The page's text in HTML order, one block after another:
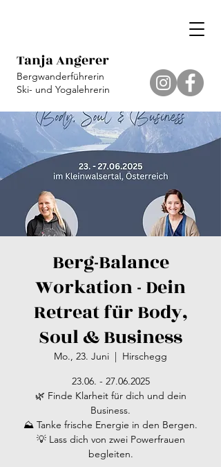
Tanja Angerer
Bergwanderführerin
Ski- und Yogalehrerin
Berg-Balance
Workation - Dein
Retreat für Body,
Soul & Business
Mo., 23. Juni
  |
Hirschegg
23.06. - 27.06.2025
🌿 Finde Klarheit für dich und dein
Business.
⛰ Tanke frische Energie in den Bergen.
💡 Lass dich von zwei Powerfrauen
begleiten.